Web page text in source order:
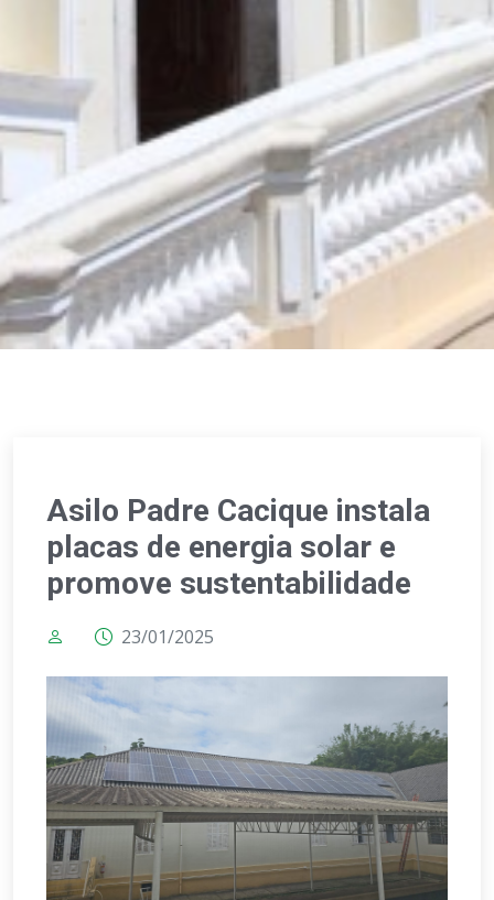
Asilo Padre Cacique instala
placas de energia solar e
promove sustentabilidade
23/01/2025